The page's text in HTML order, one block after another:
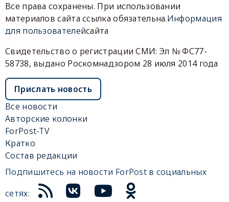
Все права сохранены. При использовании
материалов сайта ссылка обязательна.Информация
для пользователейсайта
Свидетельство о регистрации СМИ: Эл № ФС77-
58738, выдано Роскомнадзором 28 июля 2014 года
Прислать новость
Все новости
Авторские колонки
ForPost-TV
Кратко
Состав редакции
Подпишитесь на новости ForPost в социальных
сетях: